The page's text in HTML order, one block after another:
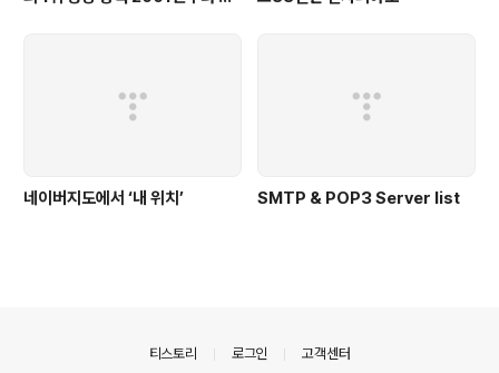
네이버지도에서 ‘내 위치’ SMTP & POP3 Server list
티스토리 로그인 고객센터